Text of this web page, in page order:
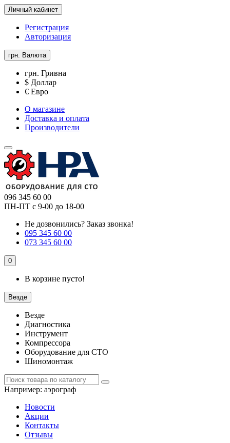
Личный кабинет
Регистрация
Авторизация
грн. Валюта
грн. Гривна
$ Доллар
€ Евро
О магазине
Доставка и оплата
Производители
096 345 60 00
ПН-ПТ с 9-00 до 18-00
Не дозвонились? Заказ звонка!
095 345 60 00
073 345 60 00
0
В корзине пусто!
Везде
Везде
Диагностика
Инструмент
Компрессора
Оборудование для СТО
Шиномонтаж
Например: аэрограф
Новости
Акции
Контакты
Отзывы